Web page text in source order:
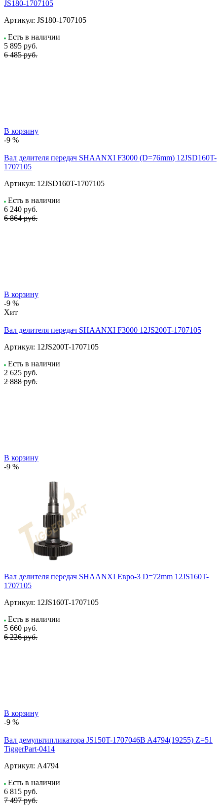
JS180-1707105
Артикул: JS180-1707105
Есть в наличии
5 895 руб.
6 485 руб.
В корзину
-9 %
Вал делителя передач SHAANXI F3000 (D=76mm) 12JSD160T-
1707105
Артикул: 12JSD160T-1707105
Есть в наличии
6 240 руб.
6 864 руб.
В корзину
-9 %
Хит
Вал делителя передач SHAANXI F3000 12JS200T-1707105
Артикул: 12JS200T-1707105
Есть в наличии
2 625 руб.
2 888 руб.
В корзину
-9 %
Вал делителя передач SHAANXI Евро-3 D=72mm 12JS160T-
1707105
Артикул: 12JS160T-1707105
Есть в наличии
5 660 руб.
6 226 руб.
В корзину
-9 %
Вал демультипликатора JS150T-1707046B A4794(19255) Z=51
TiggerPart-0414
Артикул: A4794
Есть в наличии
6 815 руб.
7 497 руб.